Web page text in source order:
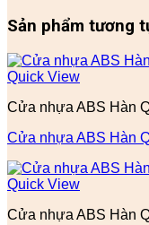
Sản phẩm tương
Quick View
Cửa nhựa ABS Hàn
Cửa nhựa ABS Hàn
Quick View
Cửa nhựa ABS Hàn